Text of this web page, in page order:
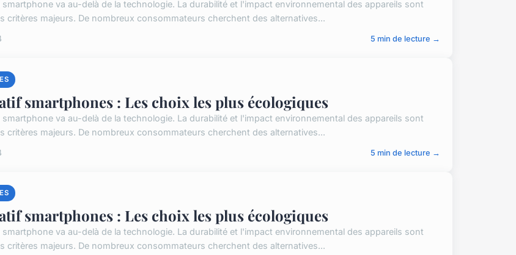
va au-delà de la technologie. La durabilité et l'impact environnemental des appareils sont
critères majeurs. De nombreux consommateurs cherchent des alternatives...
5 min de lecture →
smartphones : Les choix les plus écologiques
va au-delà de la technologie. La durabilité et l'impact environnemental des appareils sont
critères majeurs. De nombreux consommateurs cherchent des alternatives...
5 min de lecture →
smartphones : Les choix les plus écologiques
va au-delà de la technologie. La durabilité et l'impact environnemental des appareils sont
critères majeurs. De nombreux consommateurs cherchent des alternatives...